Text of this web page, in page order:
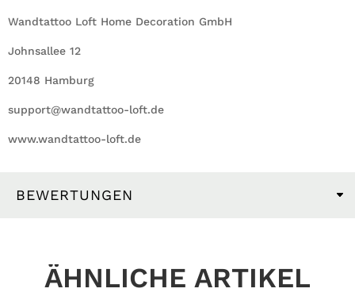
Wandtattoo Loft Home Decoration GmbH
Johnsallee 12
20148 Hamburg
support@wandtattoo-loft.de
www.wandtattoo-loft.de
BEWERTUNGEN
ÄHNLICHE ARTIKEL